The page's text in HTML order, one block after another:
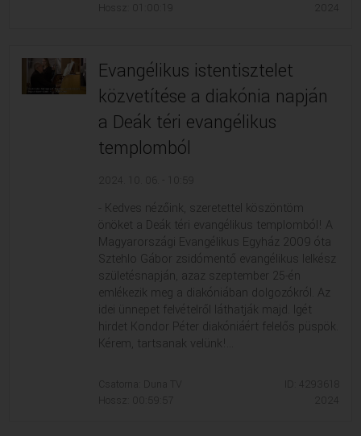
Hossz: 01:00:19
2024
Evangélikus istentisztelet
közvetítése a diakónia napján
a Deák téri evangélikus
templomból
2024. 10. 06. - 10:59
- Kedves nézőink, szeretettel köszöntöm
önöket a Deák téri evangélikus templomból! A
Magyarországi Evangélikus Egyház 2009 óta
Sztehlo Gábor zsidómentő evangélikus lelkész
születésnapján, azaz szeptember 25-én
emlékezik meg a diakóniában dolgozókról. Az
idei ünnepet felvételről láthatják majd. Igét
hirdet Kondor Péter diakóniáért felelős püspök.
Kérem, tartsanak velünk!...
Csatorna: Duna TV
Hossz: 00:59:57
ID: 4293618
2024